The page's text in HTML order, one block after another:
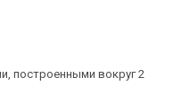
построенными вокруг 2